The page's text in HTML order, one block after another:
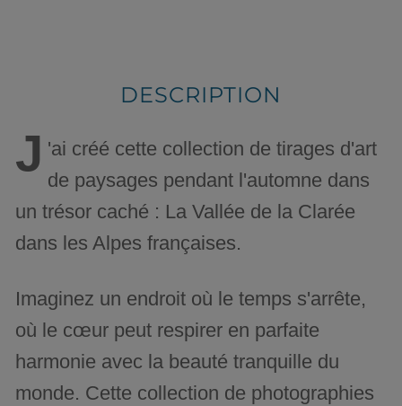
DESCRIPTION
J 'ai créé cette collection de tirages d'art
de paysages pendant l'automne dans
un trésor caché : La Vallée de la Clarée
dans les Alpes françaises.
Imaginez un endroit où le temps s'arrête,
où le cœur peut respirer en parfaite
harmonie avec la beauté tranquille du
monde. Cette collection de photographies